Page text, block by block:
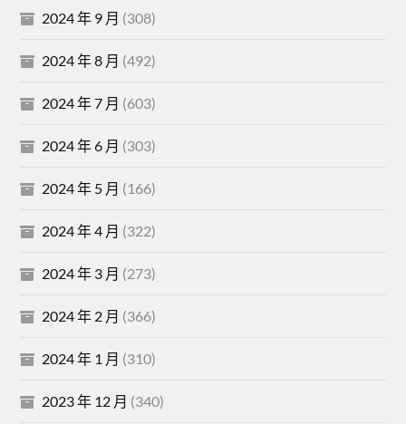
2024 年 9 月 (308)
2024 年 8 月 (492)
2024 年 7 月 (603)
2024 年 6 月 (303)
2024 年 5 月 (166)
2024 年 4 月 (322)
2024 年 3 月 (273)
2024 年 2 月 (366)
2024 年 1 月 (310)
2023 年 12 月 (340)